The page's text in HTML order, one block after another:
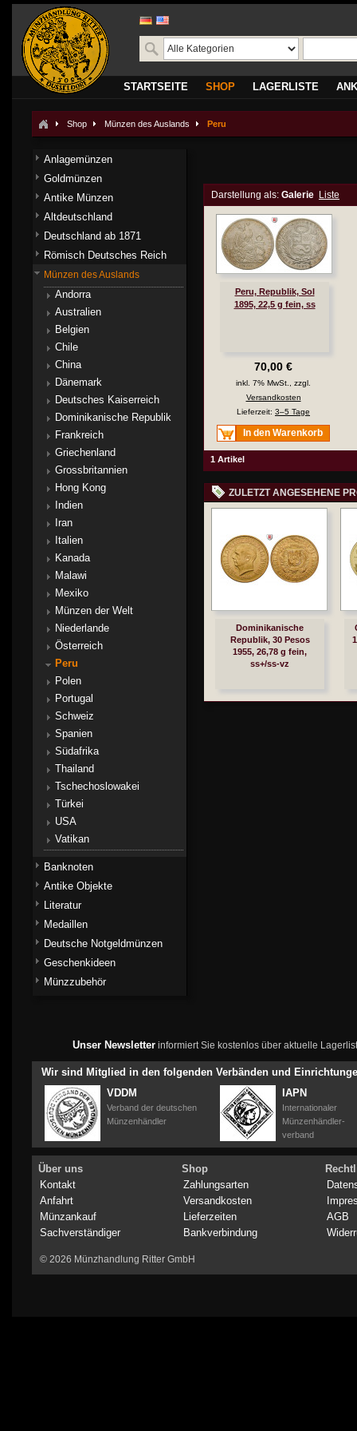
STARTSEITE SHOP LAGERLISTE
Shop Münzen des Auslands Peru
Darstellung als: Galerie Liste
Peru, Republik, Sol
1895, 22,5 g fein, ss
70,00 €
inkl. 7% MwSt., zzgl.
Versandkosten
Lieferzeit: 3–5 Tage
In den Warenkorb
1 Artikel
ZULETZT ANGESEHENE
Dominikanische
Republik, 30 Pesos
1955, 26,78 g fein,
ss+/ss-vz
Anlagemünzen
Goldmünzen
Antike Münzen
Altdeutschland
Deutschland ab 1871
Römisch Deutsches Reich
Münzen des Auslands
Andorra
Australien
Belgien
Chile
China
Dänemark
Deutsches Kaiserreich
Dominikanische Republik
Frankreich
Griechenland
Grossbritannien
Hong Kong
Indien
Iran
Italien
Kanada
Malawi
Mexiko
Münzen der Welt
Niederlande
Österreich
Peru
Polen
Portugal
Schweiz
Spanien
Südafrika
Thailand
Tschechoslowakei
Türkei
USA
Vatikan
Banknoten
Antike Objekte
Literatur
Medaillen
Deutsche Notgeldmünzen
Geschenkideen
Münzzubehör
Unser Newsletterinformiert Sie kostenlos über aktuelle
Wir sind Mitglied in den folgenden Verbänden und
VDDM
Verband der deutschen
Münzenhändler
IAPN
Internationaler
Münzenhändler-
verband
Über uns
Kontakt
Anfahrt
Münzankauf
Sachverständiger
Shop
Zahlungsarten
Versandkosten
Lieferzeiten
Bankverbindung
AGB
© 2026 Münzhandlung Ritter GmbH